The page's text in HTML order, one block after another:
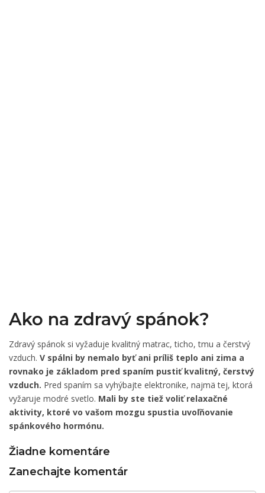
Ako na zdravý spánok?
Zdravý spánok si vyžaduje kvalitný matrac, ticho, tmu a čerstvý
vzduch. V spálni by nemalo byť ani príliš teplo ani zima a
rovnako je základom pred spaním pustiť kvalitný, čerstvý
vzduch. Pred spaním sa vyhýbajte elektronike, najmä tej, ktorá
vyžaruje modré svetlo. Mali by ste tiež voliť relaxačné
aktivity, ktoré vo vašom mozgu spustia uvoľňovanie
spánkového hormónu.
Žiadne komentáre
Zanechajte komentár